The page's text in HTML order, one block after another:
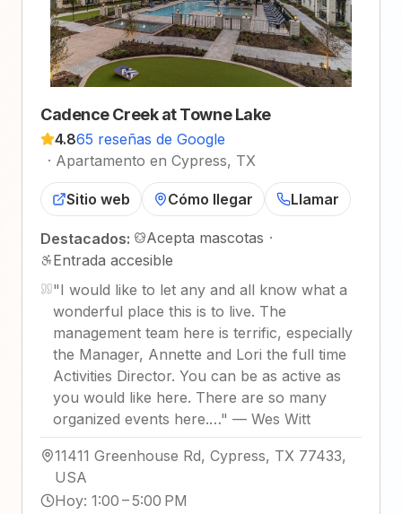
Cadence Creek at Towne Lake
4.865 reseñas de Google
· Apartamento en Cypress, TX
Sitio web Cómo llegar Llamar
Destacados: Acepta mascotas ·
Entrada accesible
"I would like to let any and all know what a
wonderful place this is to live. The
management team here is terrific, especially
the Manager, Annette and Lori the full time
Activities Director. You can be as active as
you would like here. There are so many
organized events here.…" — Wes Witt
11411 Greenhouse Rd, Cypress, TX 77433,
USA
Hoy: 1:00 – 5:00 PM